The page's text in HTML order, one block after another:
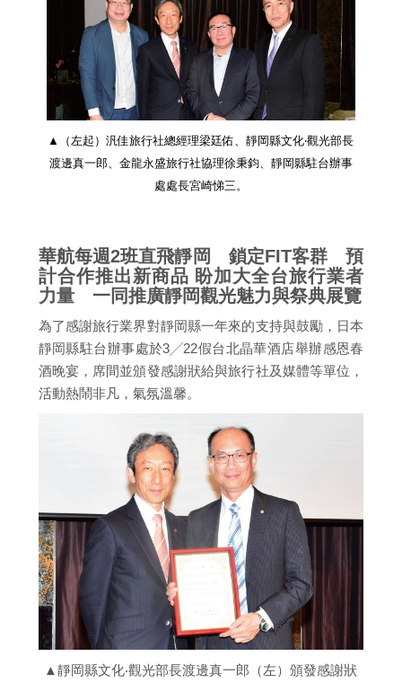
▲（左起）汎佳旅行社總經理梁廷佑、靜岡縣文化‧觀光部長
渡邊真一郎、金龍永盛旅行社協理徐秉鈞、靜岡縣駐台辦事
處處長宮崎悌三。
華航每週2班直飛靜岡 鎖定FIT客群 預
計合作推出新商品 盼加大全台旅行業者
力量 一同推廣靜岡觀光魅力與祭典展覽
為了感謝旅行業界對靜岡縣一年來的支持與鼓勵，日本
靜岡縣駐台辦事處於3╱22假台北晶華酒店舉辦感恩春
酒晚宴，席間並頒發感謝狀給與旅行社及媒體等單位，
活動熱鬧非凡，氣氛溫馨。
▲靜岡縣文化‧觀光部長渡邊真一郎（左）頒發感謝狀